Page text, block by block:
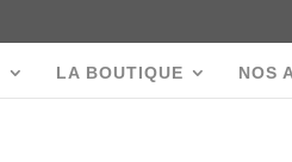
LA BOUTIQUE NOS